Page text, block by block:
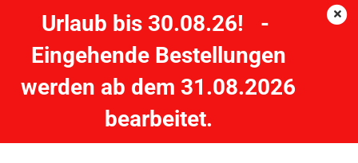
Urlaub bis 30.08.26! -
Eingehende Bestellungen
werden ab dem 31.08.2026
bearbeitet.
CORMORAN K-Don Slugtail S8 - 5 Stück - 10cm roach
CORMORAN